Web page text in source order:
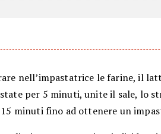
nell’impastatrice le farine, il
per 5 minuti, unite il sale, lo
minuti fino ad ottenere un